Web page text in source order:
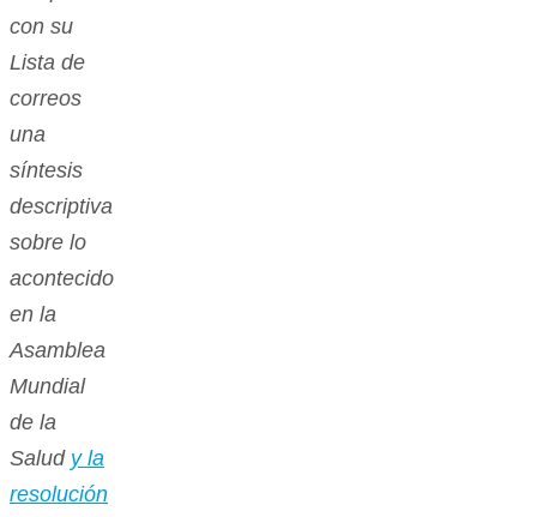
con su
Lista de
correos
una
síntesis
descriptiva
sobre lo
acontecido
en la
Asamblea
Mundial
de la
Salud y la
resolución